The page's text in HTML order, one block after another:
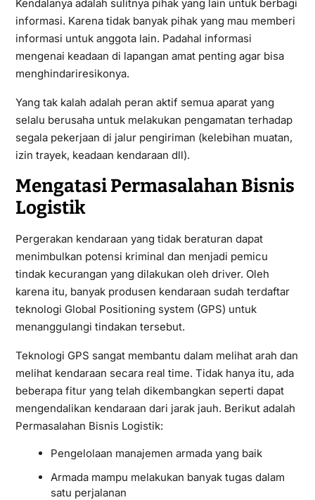
Kendalanya adalah sulitnya pihak yang lain untuk berbagi
informasi. Karena tidak banyak pihak yang mau memberi
informasi untuk anggota lain. Padahal informasi
mengenai keadaan di lapangan amat penting agar bisa
menghindariresikonya.
Yang tak kalah adalah peran aktif semua aparat yang
selalu berusaha untuk melakukan pengamatan terhadap
segala pekerjaan di jalur pengiriman (kelebihan muatan,
izin trayek, keadaan kendaraan dll).
Mengatasi Permasalahan Bisnis
Logistik
Pergerakan kendaraan yang tidak beraturan dapat
menimbulkan potensi kriminal dan menjadi pemicu
tindak kecurangan yang dilakukan oleh driver. Oleh
karena itu, banyak produsen kendaraan sudah terdaftar
teknologi Global Positioning system (GPS) untuk
menanggulangi tindakan tersebut.
Teknologi GPS sangat membantu dalam melihat arah dan
melihat kendaraan secara real time. Tidak hanya itu, ada
beberapa fitur yang telah dikembangkan seperti dapat
mengendalikan kendaraan dari jarak jauh. Berikut adalah
Permasalahan Bisnis Logistik:
Pengelolaan manajemen armada yang baik
Armada mampu melakukan banyak tugas dalam
satu perjalanan